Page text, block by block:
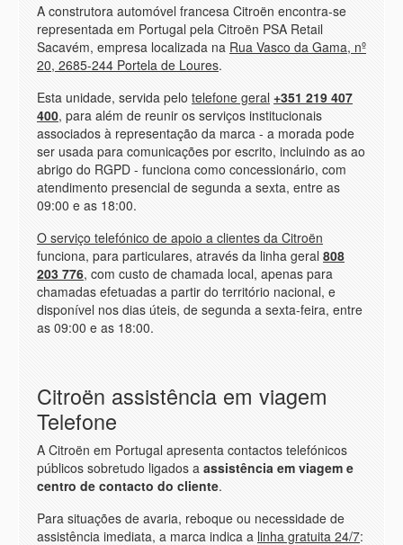
A construtora automóvel francesa Citroën encontra-se
representada em Portugal pela Citroën PSA Retail
Sacavém, empresa localizada na Rua Vasco da Gama, nº
20, 2685-244 Portela de Loures.
Esta unidade, servida pelo telefone geral +351 219 407
400, para além de reunir os serviços institucionais
associados à representação da marca - a morada pode
ser usada para comunicações por escrito, incluindo as ao
abrigo do RGPD - funciona como concessionário, com
atendimento presencial de segunda a sexta, entre as
09:00 e as 18:00.
O serviço telefónico de apoio a clientes da Citroën
funciona, para particulares, através da linha geral 808
203 776, com custo de chamada local, apenas para
chamadas efetuadas a partir do território nacional, e
disponível nos dias úteis, de segunda a sexta-feira, entre
as 09:00 e as 18:00.
Citroën assistência em viagem
Telefone
A Citroën em Portugal apresenta contactos telefónicos
públicos sobretudo ligados a assistência em viagem e
centro de contacto do cliente.
Para situações de avaria, reboque ou necessidade de
assistência imediata, a marca indica a linha gratuita 24/7: